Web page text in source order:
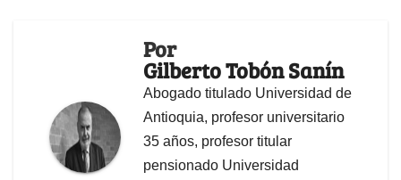
Por
Gilberto Tobón Sanín
Abogado titulado Universidad de
Antioquia, profesor universitario
35 años, profesor titular
pensionado Universidad